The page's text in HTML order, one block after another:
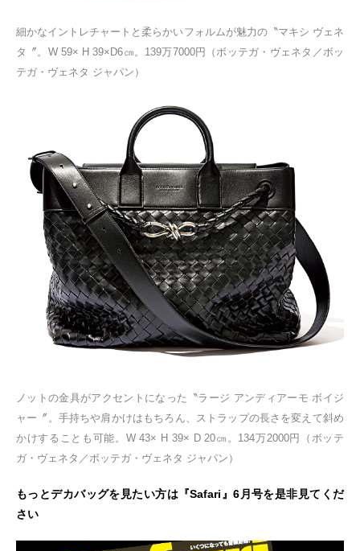
細かなイントレチャートと柔らかいフォルムが魅力の〝マキシ ヴェネ
タ〞。W 59× H 39×D6㎝。139万7000円（ボッテガ・ヴェネタ／ボッ
テガ・ヴェネタ ジャパン）
ノットの金具がアクセントになった〝ラージ アンディアーモ ボイジ
ャー〞。手持ちや肩かけはもちろん、ストラップの長さを変えて斜め
かけすることも可能。W 43× H 39× D 20㎝。134万2000円（ボッテ
ガ・ヴェネタ／ボッテガ・ヴェネタ ジャパン）
もっとデカバッグを見たい方は『Safari』6月号を是非見てくだ
さい